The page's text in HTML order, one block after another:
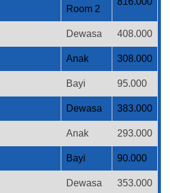
Room 2
Dewasa 408.000
Anak 308.000
Bayi 95.000
Dewasa 383.000
Anak 293.000
Bayi 90.000
Dewasa 353.000